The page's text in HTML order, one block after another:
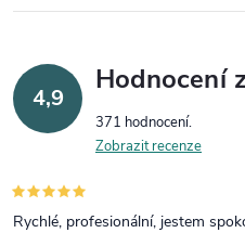
4,9
Hodnocení
371 hodnocení
Zobrazit recenze
Rychlé, profesionální, jestem